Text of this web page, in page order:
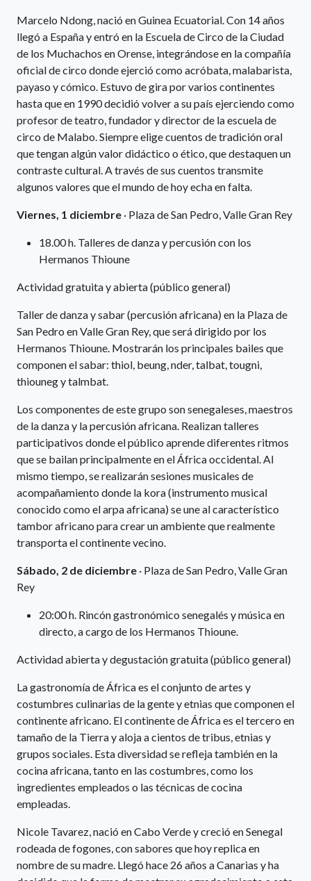
Marcelo Ndong, nació en Guinea Ecuatorial. Con 14 años
llegó a España y entró en la Escuela de Circo de la Ciudad
de los Muchachos en Orense, integrándose en la compañía
oficial de circo donde ejerció como acróbata, malabarista,
payaso y cómico. Estuvo de gira por varios continentes
hasta que en 1990 decidió volver a su país ejerciendo como
profesor de teatro, fundador y director de la escuela de
circo de Malabo. Siempre elige cuentos de tradición oral
que tengan algún valor didáctico o ético, que destaquen un
contraste cultural. A través de sus cuentos transmite
algunos valores que el mundo de hoy echa en falta.
Viernes, 1 diciembre · Plaza de San Pedro, Valle Gran Rey
18.00 h. Talleres de danza y percusión con los
Hermanos Thioune
Actividad gratuita y abierta (público general)
Taller de danza y sabar (percusión africana) en la Plaza de
San Pedro en Valle Gran Rey, que será dirigido por los
Hermanos Thioune. Mostrarán los principales bailes que
componen el sabar: thiol, beung, nder, talbat, tougni,
thiouneg y talmbat.
Los componentes de este grupo son senegaleses, maestros
de la danza y la percusión africana. Realizan talleres
participativos donde el público aprende diferentes ritmos
que se bailan principalmente en el África occidental. Al
mismo tiempo, se realizarán sesiones musicales de
acompañamiento donde la kora (instrumento musical
conocido como el arpa africana) se une al característico
tambor africano para crear un ambiente que realmente
transporta el continente vecino.
Sábado, 2 de diciembre · Plaza de San Pedro, Valle Gran
Rey
20:00 h. Rincón gastronómico senegalés y música en
directo, a cargo de los Hermanos Thioune.
Actividad abierta y degustación gratuita (público general)
La gastronomía de África es el conjunto de artes y
costumbres culinarias de la gente y etnias que componen el
continente africano. El continente de África es el tercero en
tamaño de la Tierra y aloja a cientos de tribus, etnias y
grupos sociales. Esta diversidad se refleja también en la
cocina africana, tanto en las costumbres, como los
ingredientes empleados o las técnicas de cocina
empleadas.
Nicole Tavarez, nació en Cabo Verde y creció en Senegal
rodeada de fogones, con sabores que hoy replica en
nombre de su madre. Llegó hace 26 años a Canarias y ha